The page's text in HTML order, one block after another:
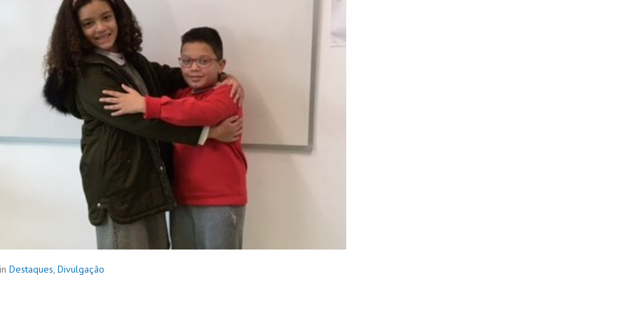
Destaques, Divulgação